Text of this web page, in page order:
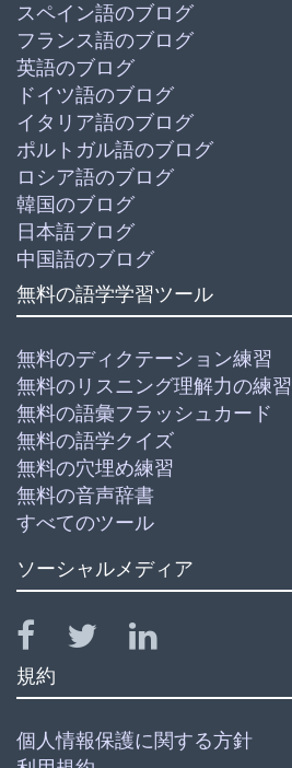
スペイン語のブログ
フランス語のブログ
英語のブログ
ドイツ語のブログ
イタリア語のブログ
ポルトガル語のブログ
ロシア語のブログ
韓国のブログ
日本語ブログ
中国語のブログ
無料の語学学習ツール
無料のディクテーション練習
無料のリスニング理解力の練習
無料の語彙フラッシュカード
無料の語学クイズ
無料の穴埋め練習
無料の音声辞書
すべてのツール
ソーシャルメディア
規約
個人情報保護に関する方針